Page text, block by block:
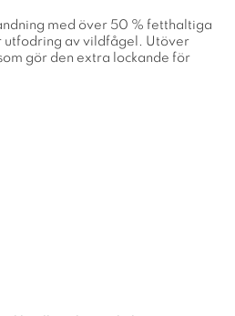
med över 50 % fetthaltiga
utfodring av vildfågel. Utöver
gör den extra lockande för